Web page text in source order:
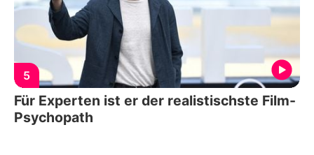
5
Für Experten ist er der realistischste Film-
Psychopath